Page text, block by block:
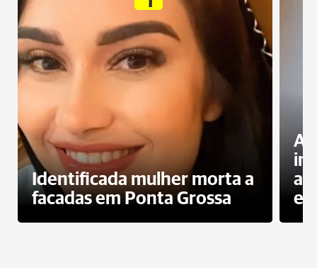
Identificada mulher morta a
facadas em Ponta Grossa